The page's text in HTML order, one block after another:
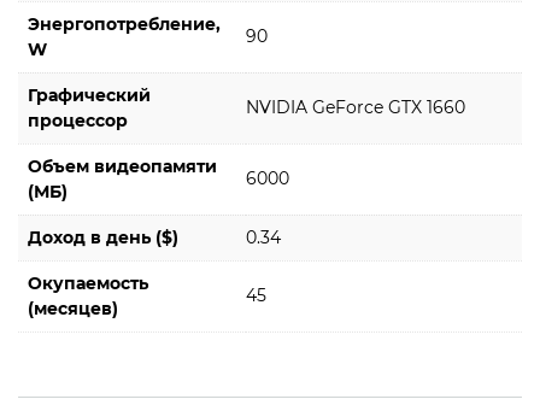
Энергопотребление,
W
90
Графический
процессор
NVIDIA GeForce GTX 1660
Объем видеопамяти
(МБ)
6000
Доход в день ($) 0.34
Окупаемость
(месяцев)
45